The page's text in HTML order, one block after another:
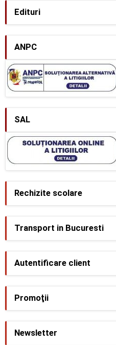
Edituri
ANPC
SAL
Rechizite scolare
Transport in Bucuresti
Autentificare client
Promoţii
Newsletter